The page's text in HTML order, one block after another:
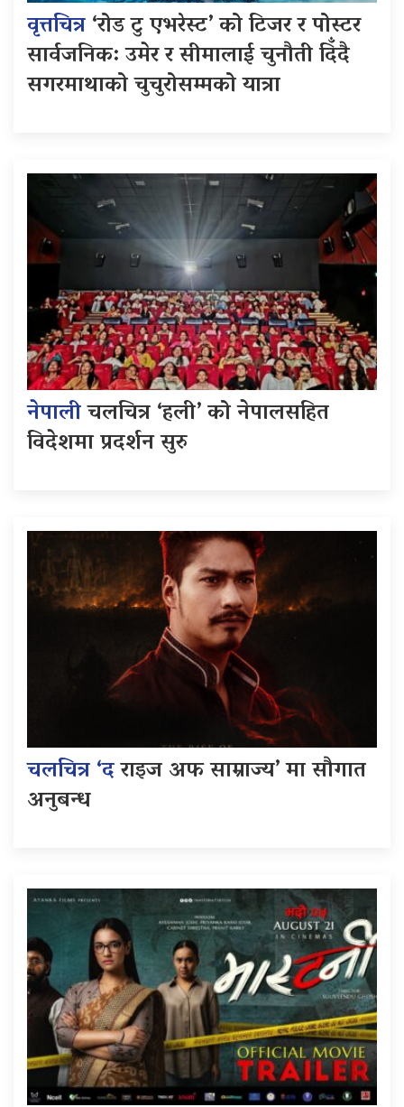
वृत्तचित्र‘रोड टु एभरेस्ट’ को टिजर र पोस्टर
सार्वजनिक: उमेर र सीमालाई चुनौती दिँदै
सगरमाथाको चुचुरोसम्मको यात्रा
नेपालीचलचित्र ‘हली’ को नेपालसहित
विदेशमा प्रदर्शन सुरु
चलचित्र ‘दराइज अफ साम्राज्य’ मा सौगात
अनुबन्ध